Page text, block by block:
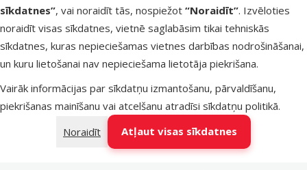
sīkdatnes”, vai noraidīt tās, nospiežot “Noraidīt”. Izvēloties
noraidīt visas sīkdatnes, vietnē saglabāsim tikai tehniskās
sīkdatnes, kuras nepieciešamas vietnes darbības nodrošināšanai,
un kuru lietošanai nav nepieciešama lietotāja piekrišana.
Vairāk informācijas par sīkdatņu izmantošanu, pārvaldīšanu,
piekrišanas mainīšanu vai atcelšanu atradīsi sīkdatņu politikā.
Noraidīt
Atļaut visas sīkdatnes
Pievienot grozam
Rotaļlieta
suņiem – Dog
Fantasy Toy
Atsauksmes 0%